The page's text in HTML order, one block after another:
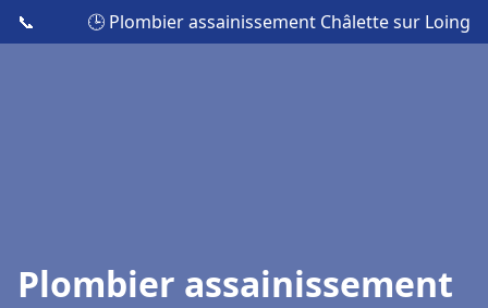
📞 🕒 Plombier assainissement Châlette sur Loing
Plombier assainissement